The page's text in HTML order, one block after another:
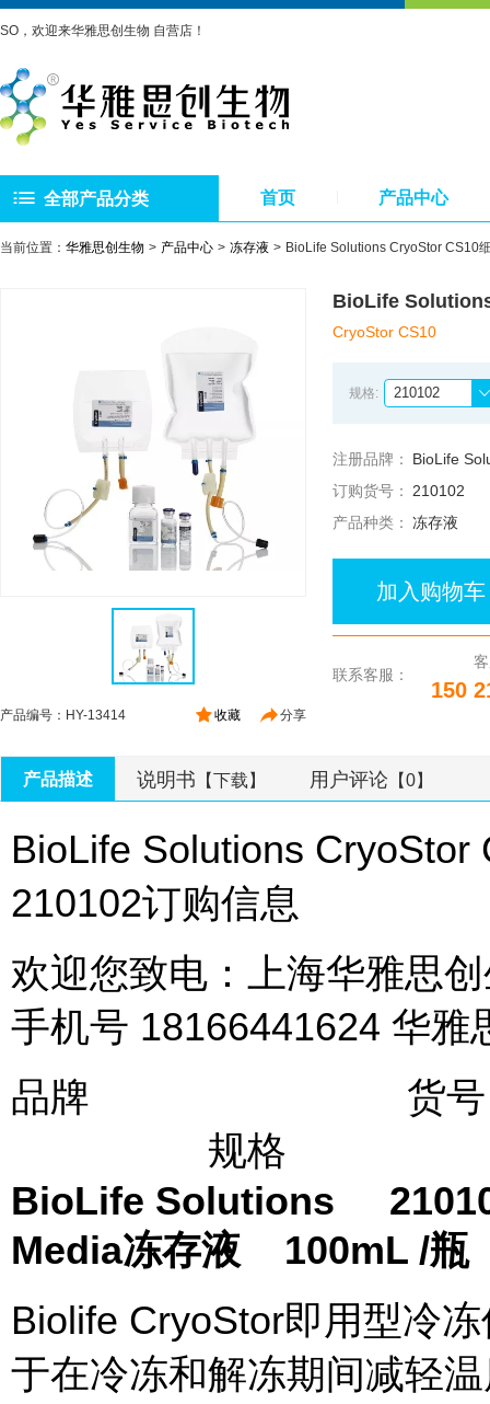
SO，欢迎来华雅思创生物 自营店！
全部产品分类 首页 产品中心
当前位置： 华雅思创生物 产品中心 冻存液 BioLife Solutions CryoStor CS10
分享
收藏
产品编号：HY-13414
BioLife
CryoStor CS10
规格: 210102
注册品牌：
BioLife
订购货号：
210102
产品种类： 冻存液
加入购物车
联系客服：
150
产品描述 说明书 【下载】 用户评论 【0】
BioLife Solutions
210102订购信息
欢迎您致电：上海华雅思
手机号 18166441624 华雅
品牌 货
规格
BioLife Solutions
Media冻存液 100mL /瓶
Biolife CryoStor即用型冷
于在冷冻和解冻期间减轻